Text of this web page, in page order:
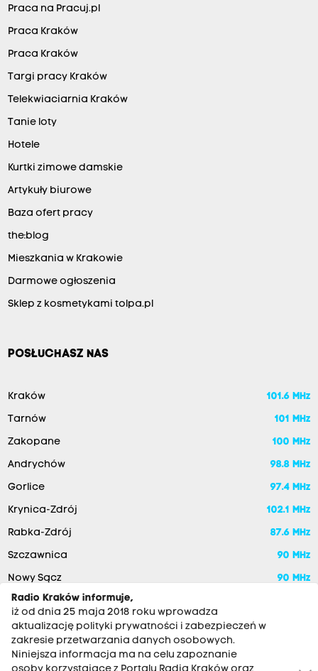
Praca na Pracuj.pl
Praca Kraków
Praca Kraków
Targi pracy Kraków
Telekwiaciarnia Kraków
Tanie loty
Hotele
Kurtki zimowe damskie
Artykuły biurowe
Baza ofert pracy
the:blog
Mieszkania w Krakowie
Darmowe ogłoszenia
Sklep z kosmetykami tolpa.pl
POSŁUCHASZ NAS
Kraków 101.6 MHz
Tarnów 101 MHz
Zakopane 100 MHz
Andrychów 98.8 MHz
Gorlice 97.4 MHz
Krynica-Zdrój 102.1 MHz
Rabka-Zdrój 87.6 MHz
Szczawnica 90 MHz
Nowy Sącz
90 MHz
Radio Kraków informuje,
iż od dnia 25 maja 2018 roku wprowadza
aktualizację polityki prywatności i zabezpieczeń w
zakresie przetwarzania danych osobowych.
Niniejsza informacja ma na celu zapoznanie